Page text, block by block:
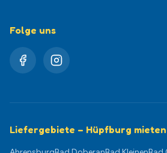
Folge uns
Liefergebiete – Hüpfburg